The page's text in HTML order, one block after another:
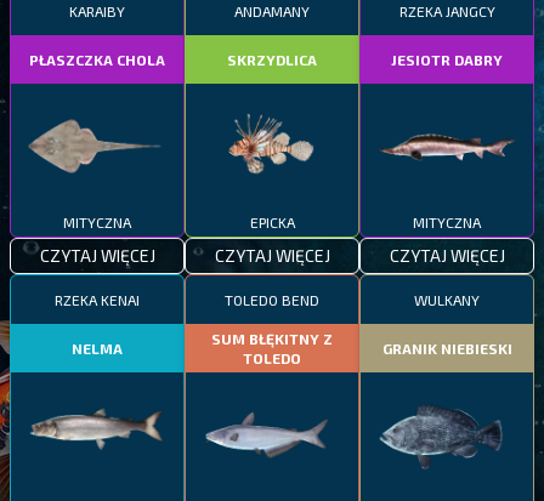
KARAIBY
PŁASZCZKA CHOLA
MITYCZNA
CZYTAJ WIĘCEJ
ANDAMANY
SKRZYDLICA
EPICKA
CZYTAJ WIĘCEJ
RZEKA JANGCY
JESIOTR DABRY
MITYCZNA
CZYTAJ WIĘCEJ
RZEKA KENAI
NELMA
TOLEDO BEND
SUM BŁĘKITNY Z
TOLEDO
WULKANY
GRANIK NIEBIESKI